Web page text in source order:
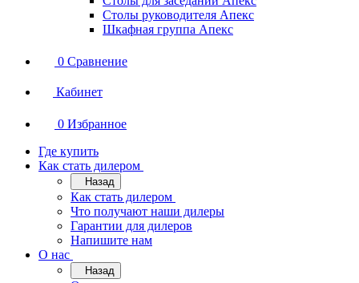
Столы руководителя Апекс
Шкафная группа Апекс
0 Сравнение
Кабинет
0 Избранное
Где купить
Как стать дилером
Назад
Как стать дилером
Что получают наши дилеры
Гарантии для дилеров
Напишите нам
О нас
Назад